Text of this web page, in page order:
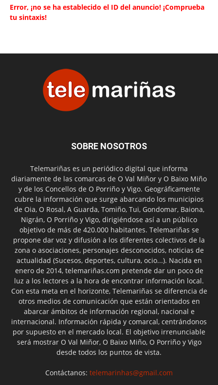
Error, ¡no se ha establecido el ID del anuncio! ¡Comprueba
tu sintaxis!
SOBRE NOSOTROS
Telemariñas es un periódico digital que informa
diariamente de las comarcas de O Val Miñor y O Baixo Miño
y de los Concellos de O Porriño y Vigo. Geográficamente
cubre la información que surge abarcando los municipios
de Oia, O Rosal, A Guarda, Tomiño, Tui, Gondomar, Baiona,
Nigrán, O Porriño y Vigo, dirigiéndose así a un público
objetivo de más de 420.000 habitantes. Telemariñas se
propone dar voz y difusión a los diferentes colectivos de la
zona o asociaciones, personajes desconocidos, noticias de
actualidad (Sucesos, deportes, cultura, ocio...). Nacida en
enero de 2014, telemariñas.com pretende dar un poco de
luz a los lectores a la hora de encontrar información local.
Con esta meta en el horizonte, Telemariñas se diferencia de
otros medios de comunicación que están orientados en
abarcar ámbitos de información regional, nacional e
internacional. Información rápida y comarcal, centrándonos
por supuesto en el mercado local. El objetivo irrenunciable
será mostrar O Val Miñor, O Baixo Miño, O Porriño y Vigo
desde todos los puntos de vista.
Contáctanos: telemarinhas@gmail.com